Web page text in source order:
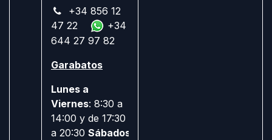
+34 856 12
47 22
+34
644 27 97 82
Garabatos
Lunes a
Viernes: 8:30 a
14:00 y de 17:30
a 20:30 Sábados: